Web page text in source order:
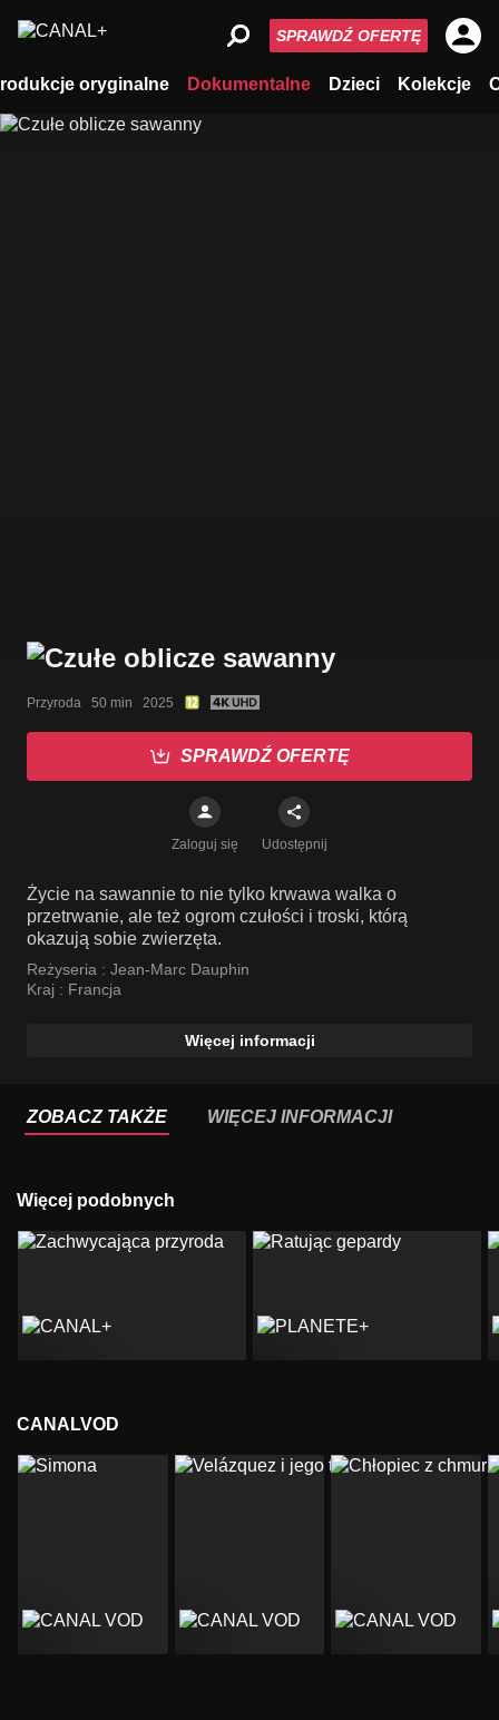
oryginalne Dokumentalne Dzieci Kolekcje
SPRAWDŹ OFERTĘ
Przyroda   50 min   2025
SPRAWDŹ OFERTĘ
Zaloguj się Udostępnij
Życie na sawannie to nie tylko krwawa walka o
przetrwanie, ale też ogrom czułości i troski, którą
okazują sobie zwierzęta.
Reżyseria : Jean-Marc Dauphin
Kraj : Francja
Więcej informacji
ZOBACZ TAKŻE WIĘCEJ INFORMACJI
Więcej podobnych
CANALVOD